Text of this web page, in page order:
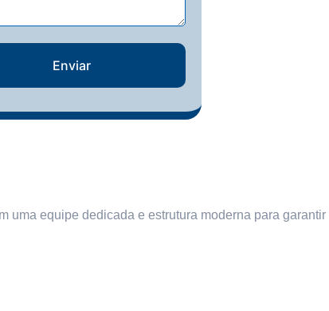
Enviar
uma equipe dedicada e estrutura moderna para garantir